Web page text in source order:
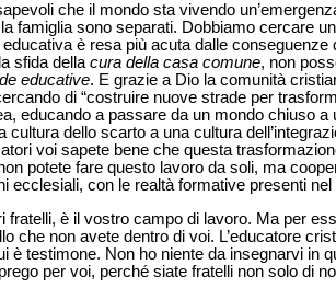
che il mondo sta vivendo
famiglia sono separati. Dobbiamo cercare
è resa più acuta dalle
sfida dellacura della casa comune, non
educative. E grazie a Dio la comunità
di “costruire nuove strade per
educando a passare da un mondo chiuso
cultura dello scarto a una cultura
voi sapete bene che questa
potete fare questo lavoro da soli, ma
ecclesiali, con le realtà formative presenti nel
fratelli, è il vostro campo di lavoro. Ma per
che non avete dentro di voi. L’educatore
è testimone. Non ho niente da insegnarvi in
per voi, perché siate fratelli non solo di